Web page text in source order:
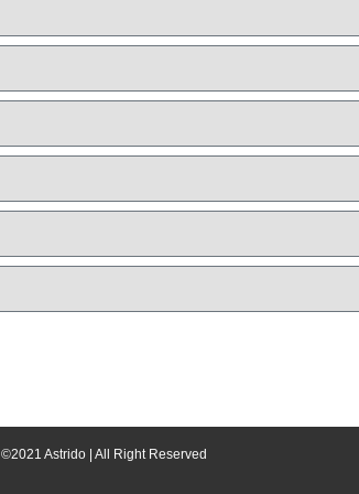
©2021 Astrido | All Right Reserved